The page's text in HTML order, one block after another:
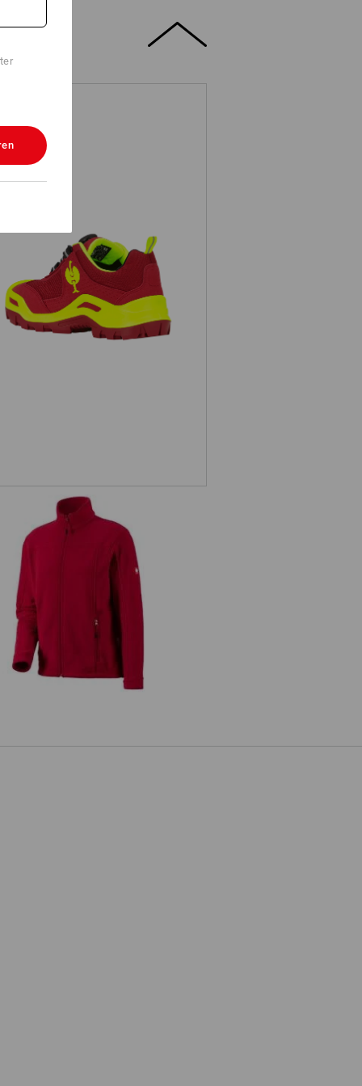
Sicherheitshalbschuhe e.s. Kastra
II low
Fleecejacke e.s.classic